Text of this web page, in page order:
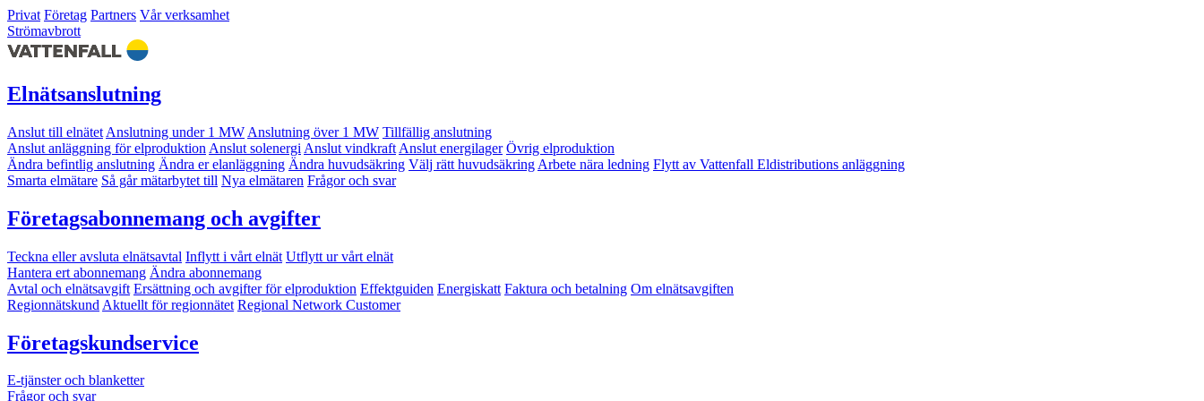
Privat Företag Partners Vår verksamhet
Strömavbrott
Elnätsanslutning
Anslut till elnätet Anslutning under 1 MW Anslutning över 1 MW Tillfällig anslutning
Anslut anläggning för elproduktion Anslut solenergi Anslut vindkraft Anslut energilager Övrig elproduktion
Ändra befintlig anslutning Ändra er elanläggning Ändra huvudsäkring Välj rätt huvudsäkring Arbete nära ledning Flytt av Vattenfall Eldistributions anläggning
Smarta elmätare Så går mätarbytet till Nya elmätaren Frågor och svar
Företagsabonnemang och avgifter
Teckna eller avsluta elnätsavtal Inflytt i vårt elnät Utflytt ur vårt elnät
Hantera ert abonnemang Ändra abonnemang
Avtal och elnätsavgift Ersättning och avgifter för elproduktion Effektguiden Energiskatt Faktura och betalning Om elnätsavgiften
Regionnätskund Aktuellt för regionnätet Regional Network Customer
Företagskundservice
E-tjänster och blanketter
Frågor och svar